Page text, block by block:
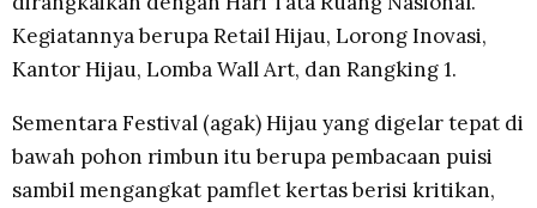
Kegiatannya berupa Retail Hijau, Lorong Inovasi,
Kantor Hijau, Lomba Wall Art, dan Rangking 1.
Sementara Festival (agak) Hijau yang digelar tepat di
bawah pohon rimbun itu berupa pembacaan puisi
sambil mengangkat pamflet kertas berisi kritikan,